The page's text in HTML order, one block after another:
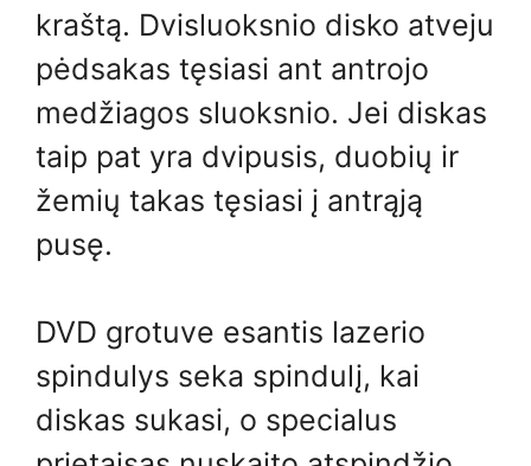
kraštą. Dvisluoksnio disko atveju
pėdsakas tęsiasi ant antrojo
medžiagos sluoksnio. Jei diskas
taip pat yra dvipusis, duobių ir
žemių takas tęsiasi į antrąją
pusę.
DVD grotuve esantis lazerio
spindulys seka spindulį, kai
diskas sukasi, o specialus